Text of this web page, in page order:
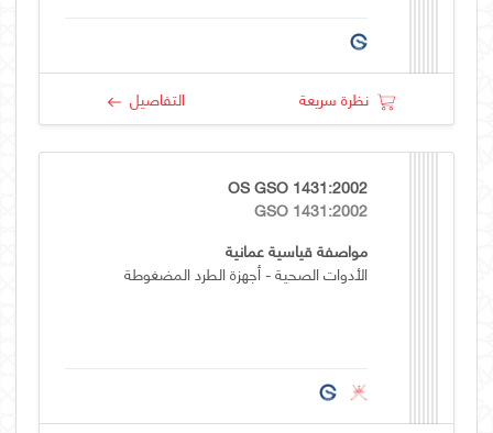
نظرة سريعة التفاصيل
OS GSO 1431:2002
GSO 1431:2002
مواصفة قياسية عمانية
الأدوات الصحية - أجهزة الطرد المضغوطة